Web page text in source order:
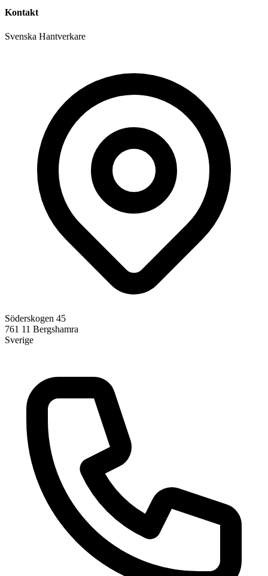
Kontakt
Svenska Hantverkare
Söderskogen 45
761 11 Bergshamra
Sverige